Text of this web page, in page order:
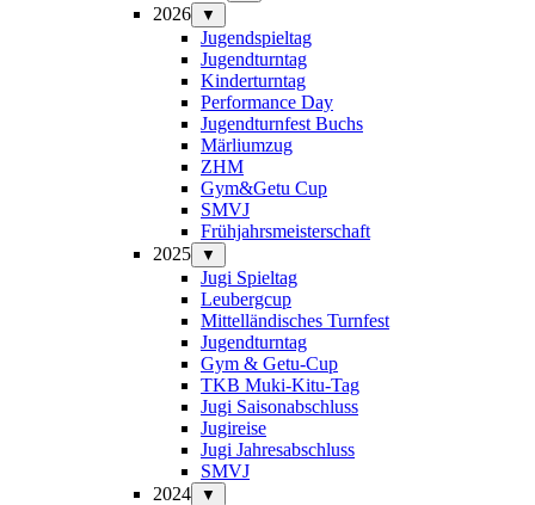
2026 ▼
Jugendspieltag
Jugendturntag
Kinderturntag
Performance Day
Jugendturnfest Buchs
Märliumzug
ZHM
Gym&Getu Cup
SMVJ
Frühjahrsmeisterschaft
2025
▼
Jugi Spieltag
Leubergcup
Mittelländisches Turnfest
Jugendturntag
Gym & Getu-Cup
TKB Muki-Kitu-Tag
Jugi Saisonabschluss
Jugireise
Jugi Jahresabschluss
SMVJ
2024
▼